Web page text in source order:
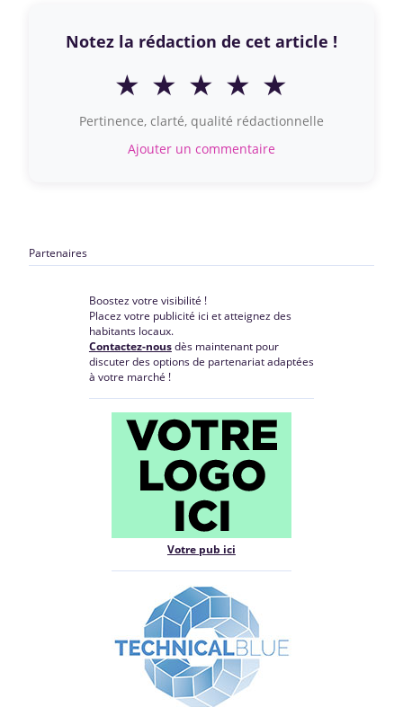
Notez la rédaction de cet article !
★ ★ ★ ★ ★
Pertinence, clarté, qualité rédactionnelle
Ajouter un commentaire
Partenaires
Boostez votre visibilité !
Placez votre publicité ici et atteignez des
habitants locaux.
Contactez-nousdès maintenant pour
discuter des options de partenariat adaptées
à votre marché !
Votre pub ici